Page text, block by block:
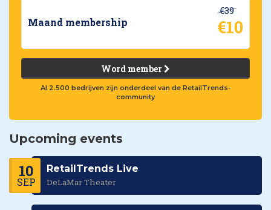
Maand membership
€39
€10
Word member
Al 2.500 bedrijven zijn onderdeel van de RetailTrends-
community
Upcoming events
10
SEP
RetailTrends Live
DeLaMar Theater